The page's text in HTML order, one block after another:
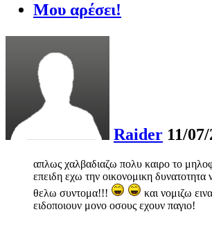
Μου αρέσει!
Raider 11/
απλως χαλβαδιαζω πολυ καιρο το
επειδη εχω την οικονομικη
θελω συντομα!!!
και νομιζω
ειδοποιουν μονο οσους εχουν παγιο!